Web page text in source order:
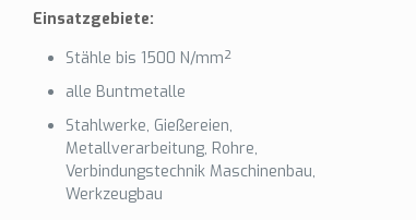
Einsatzgebiete:
Stähle bis 1500 N/mm²
alle Buntmetalle
Stahlwerke, Gießereien,
Metallverarbeitung, Rohre,
Verbindungstechnik Maschinenbau,
Werkzeugbau